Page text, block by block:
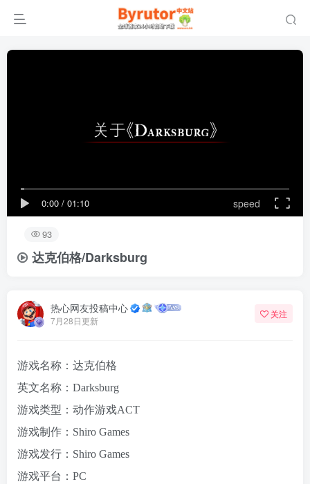
0:00 / 01:10 speed
93
达克伯格/Darksburg
热心网友投稿中心
7月28日更新
关注
游戏名称：达克伯格
英文名称：Darksburg
游戏类型：动作游戏ACT
游戏制作：Shiro Games
游戏发行：Shiro Games
游戏平台：PC